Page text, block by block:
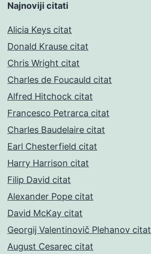
Najnoviji citati
Alicia Keys citat
Donald Krause citat
Chris Wright citat
Charles de Foucauld citat
Alfred Hitchock citat
Francesco Petrarca citat
Charles Baudelaire citat
Earl Chesterfield citat
Harry Harrison citat
Filip David citat
Alexander Pope citat
David McKay citat
Georgij Valentinovič Plehanov citat
August Cesarec citat